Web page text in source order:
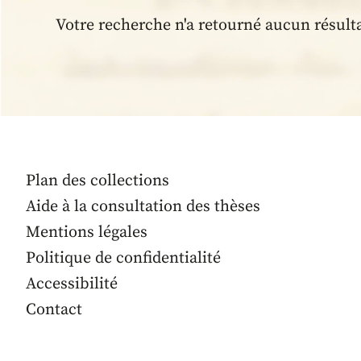
Votre recherche n'a retourné aucun
Plan des collections
Aide à la consultation des thèses
Mentions légales
Politique de confidentialité
Accessibilité
Contact